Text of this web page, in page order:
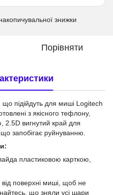
знижки
Порівняти
що підійдуть для миші Logitech
з якісного тефлону,
2.5D вигнутий край для
запобігає руйнуванню.
пластиковою карткою,
від поверхні миші, щоб не
що зняли усі шари